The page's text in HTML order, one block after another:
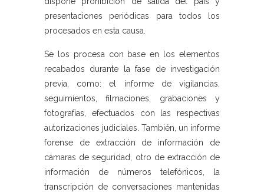
presentaciones periódicas para todos los
procesados en esta causa.
Se los procesa con base en los elementos
recabados durante la fase de investigación
previa, como: el informe de vigilancias,
seguimientos, filmaciones, grabaciones y
fotografías, efectuados con las respectivas
autorizaciones judiciales. También, un informe
forense de extracción de información de
cámaras de seguridad, otro de extracción de
información de números telefónicos, la
transcripción de conversaciones mantenidas